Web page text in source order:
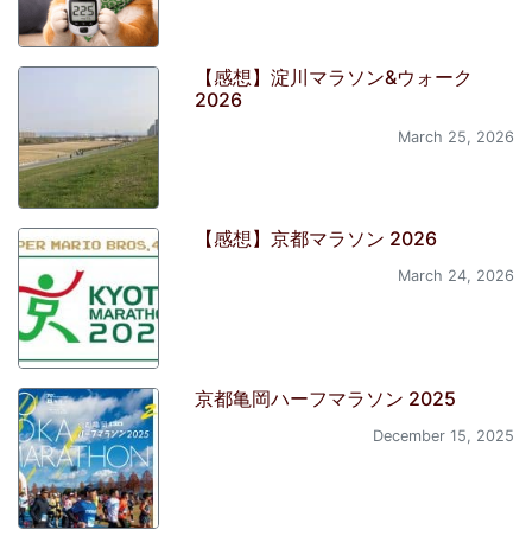
【感想】淀川マラソン&ウォーク
2026
March 25, 2026
【感想】京都マラソン 2026
March 24, 2026
京都亀岡ハーフマラソン 2025
December 15, 2025